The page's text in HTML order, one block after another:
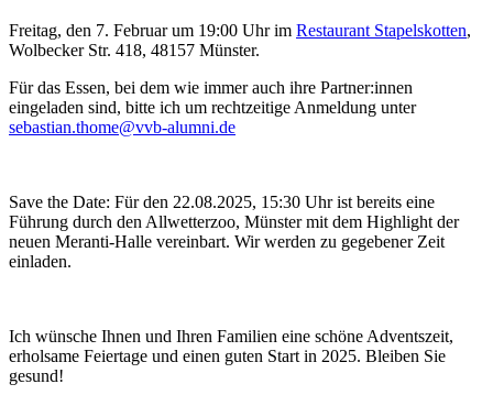
Freitag, den 7. Februar um 19:00 Uhr im Restaurant Stapelskotten,
Wolbecker Str. 418, 48157 Münster.
Für das Essen, bei dem wie immer auch ihre Partner:innen
eingeladen sind, bitte ich um rechtzeitige Anmeldung unter
sebastian.thome@vvb-alumni.de
Save the Date: Für den 22.08.2025, 15:30 Uhr ist bereits eine
Führung durch den Allwetterzoo, Münster mit dem Highlight der
neuen Meranti-Halle vereinbart. Wir werden zu gegebener Zeit
einladen.
Ich wünsche Ihnen und Ihren Familien eine schöne Adventszeit,
erholsame Feiertage und einen guten Start in 2025. Bleiben Sie
gesund!